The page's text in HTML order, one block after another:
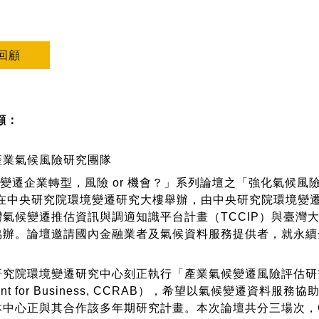
顧
氣候風險研究團隊
企業轉型，風險 or 機會？」系列論壇之「強化氣候風
中央研究院環境變遷研究大樓舉辦，由中央研究院環境變
候變遷推估資訊與調適知識平台計畫（TCCIP）與臺灣
。論壇邀請國內金融業者及氣候資料服務提供者，就永
環境變遷研究中心刻正執行「產業氣候變遷風險評估
for Business, CCRAB），希望以氣候變遷資料服務協
中心正與其合作該多年期研究計畫。本次論壇共分三場次